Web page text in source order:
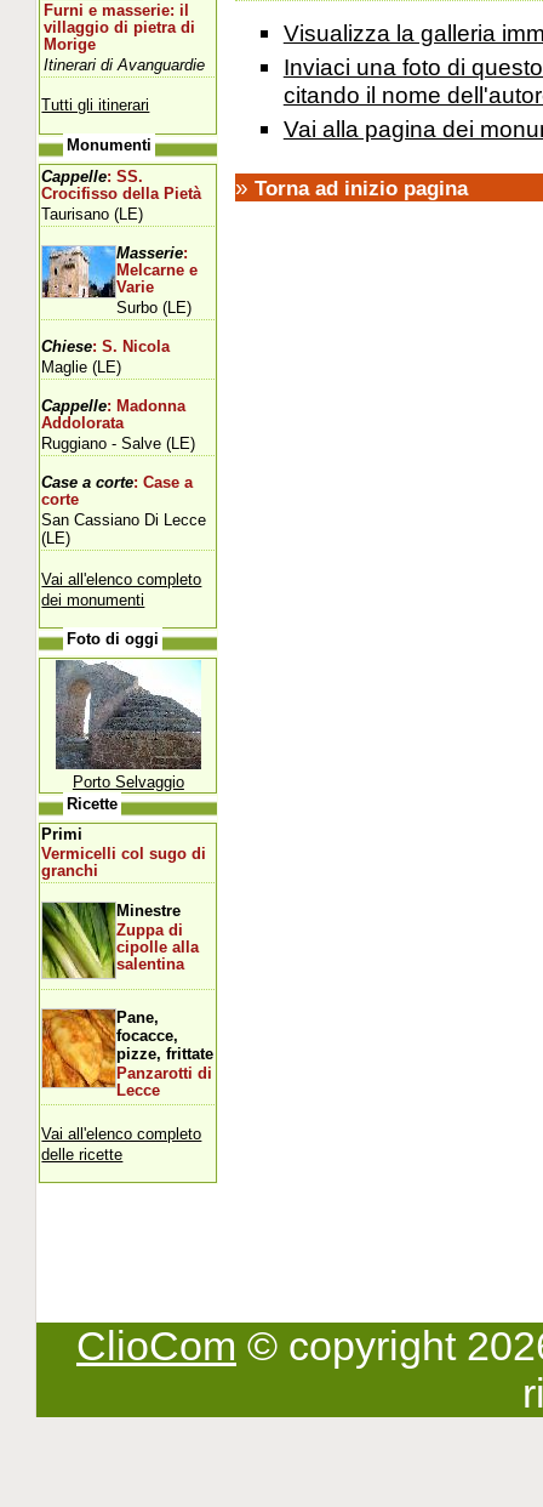
Visualizza la galleria
Inviaci una foto di
citando il nome
Vai alla pagina dei
» Torna ad inizio pagina
Furni e masserie: il
villaggio di pietra di
Morige
Itinerari di Avanguardie
Tutti gli itinerari
Monumenti
Cappelle: SS.
Crocifisso della Pietà
Taurisano (LE)
Masserie:
Melcarne e
Varie
Surbo (LE)
Chiese: S. Nicola
Maglie (LE)
Cappelle: Madonna
Addolorata
Ruggiano - Salve (LE)
Case a corte: Case a
corte
San Cassiano Di Lecce
(LE)
Vai all'elenco completo
dei monumenti
Foto di oggi
Porto Selvaggio
Ricette
Primi
Vermicelli col sugo di
granchi
Minestre
Zuppa di
cipolle alla
salentina
Pane,
focacce,
pizze, frittate
Panzarotti di
Lecce
Vai all'elenco completo
delle ricette
ClioCom © copyright